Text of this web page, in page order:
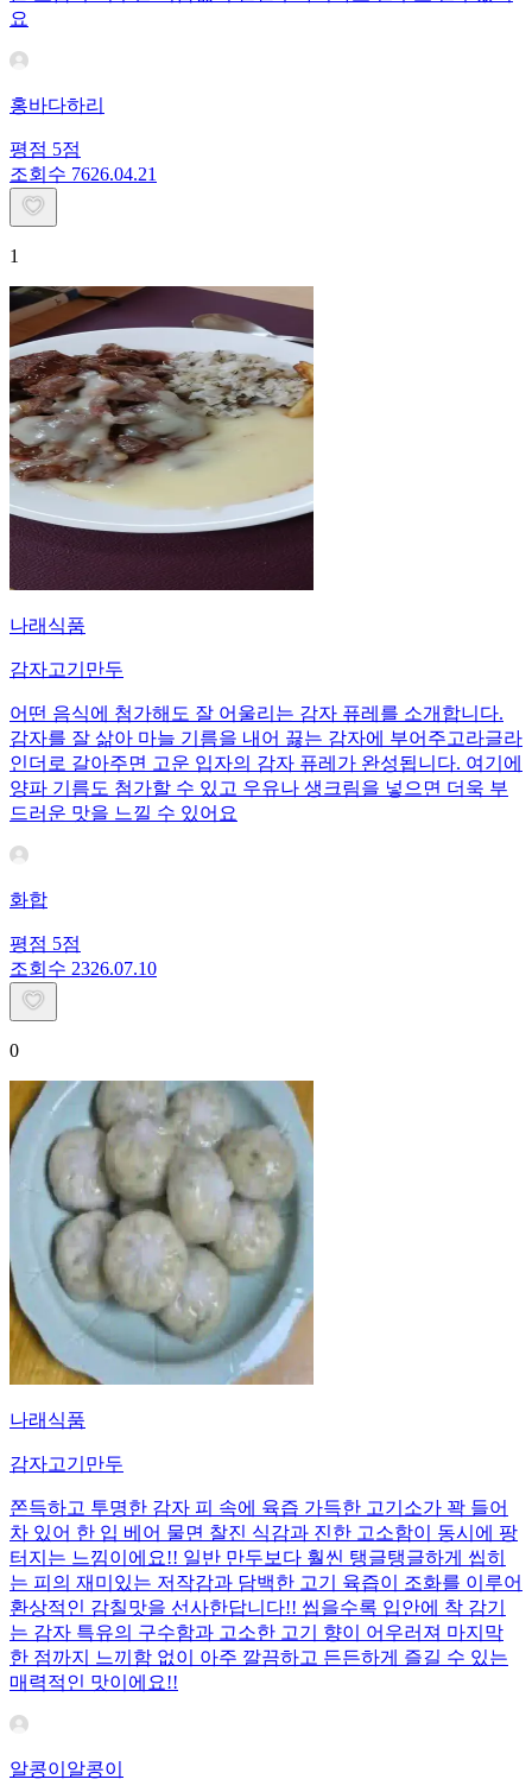
요
홍바다하리
평점 5점
조회수 7626.04.21
1
나래식품
감자고기만두
어떤 음식에 첨가해도 잘 어울리는 감자 퓨레를 소개합니다.
감자를 잘 삶아 마늘 기름을 내어 끓는 감자에 부어주고라글라
인더로 갈아주면 고운 입자의 감자 퓨레가 완성됩니다. 여기에
양파 기름도 첨가할 수 있고 우유나 생크림을 넣으면 더욱 부
드러운 맛을 느낄 수 있어요
화합
평점 5점
조회수 2326.07.10
0
나래식품
감자고기만두
쫀득하고 투명한 감자 피 속에 육즙 가득한 고기소가 꽉 들어
차 있어 한 입 베어 물면 찰진 식감과 진한 고소함이 동시에 팡
터지는 느낌이에요!! 일반 만두보다 훨씬 탱글탱글하게 씹히
는 피의 재미있는 저작감과 담백한 고기 육즙이 조화를 이루어
환상적인 감칠맛을 선사한답니다!! 씹을수록 입안에 착 감기
는 감자 특유의 구수함과 고소한 고기 향이 어우러져 마지막
한 점까지 느끼함 없이 아주 깔끔하고 든든하게 즐길 수 있는
매력적인 맛이에요!!
알콩이알콩이